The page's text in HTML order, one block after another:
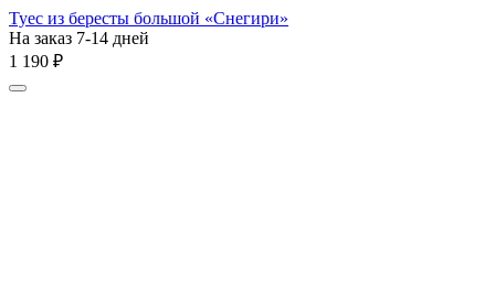
Туес из бересты большой «Снегири»
На заказ 7-14 дней
1 190 ₽